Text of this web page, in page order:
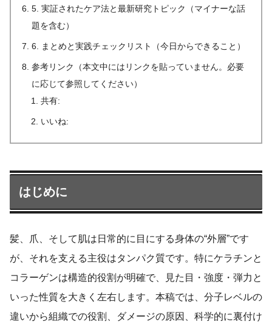
5. 実証されたケア法と最新研究トピック（マイナーな話
題を含む）
6. まとめと実践チェックリスト（今日からできること）
参考リンク（本文中にはリンクを貼っていません。必要
に応じて参照してください）
共有:
いいね:
はじめに
髪、爪、そして肌は日常的に目にする身体の“外層”です
が、それを支える主役はタンパク質です。特にケラチンと
コラーゲンは構造的役割が明確で、見た目・強度・弾力と
いった性質を大きく左右します。本稿では、分子レベルの
違いから組織での役割、ダメージの原因、科学的に裏付け